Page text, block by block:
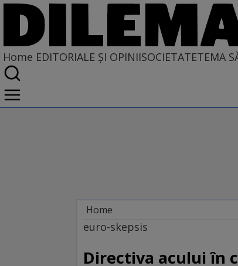
Home EDITORIALE ȘI OPINIISOCIETATETEMA
Home
EDITORIALE ȘI OPINII
PE CE LUME TRĂIM
euro-skepsis
Directiva acului în